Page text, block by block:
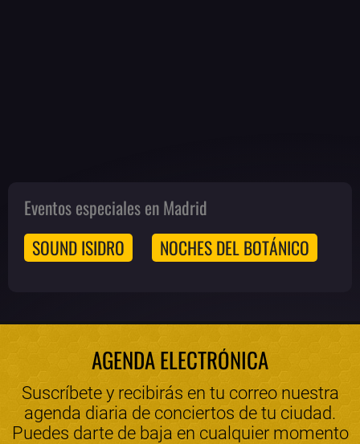
Eventos especiales en Madrid
SOUND ISIDRO
NOCHES DEL BOTÁNICO
AGENDA ELECTRÓNICA
Suscríbete y recibirás en tu correo nuestra
agenda diaria de conciertos de tu ciudad.
Puedes darte de baja en cualquier momento